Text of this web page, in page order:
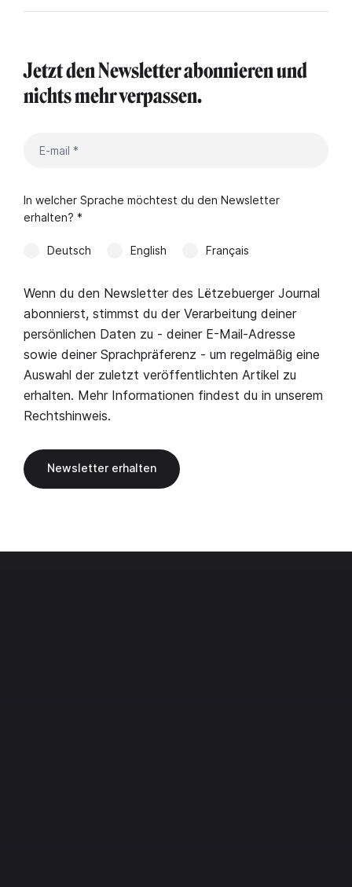
Jetzt den Newsletter abonnieren und
nichts mehr verpassen.
In welcher Sprache möchtest du den Newsletter
erhalten? *
Deutsch English Français
Wenn du den Newsletter des Lëtzebuerger Journal
abonnierst, stimmst du der Verarbeitung deiner
persönlichen Daten zu - deiner E-Mail-Adresse
sowie deiner Sprachpräferenz - um regelmäßig eine
Auswahl der zuletzt veröffentlichten Artikel zu
erhalten. Mehr Informationen findest du in unserem
Rechtshinweis.